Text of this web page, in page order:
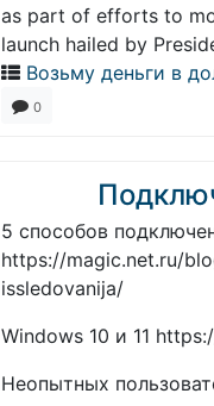
as part of efforts to
launch hailed by
Возьму деньги в
0
5 способов
https://magic.net.ru/
issledovanija/
Windows 10 и 11
Неопытных